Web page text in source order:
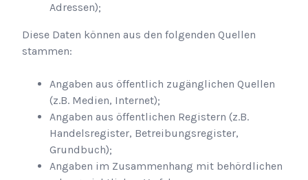
Adressen);
Diese Daten können aus den folgenden Quellen
stammen:
Angaben aus öffentlich zugänglichen Quellen
(z.B. Medien, Internet);
Angaben aus öffentlichen Registern (z.B.
Handelsregister, Betreibungsregister,
Grundbuch);
Angaben im Zusammenhang mit behördlichen